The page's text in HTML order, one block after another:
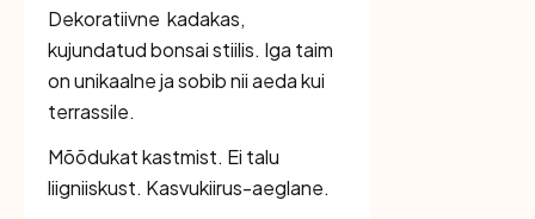
Dekoratiivne kadakas,
kujundatud bonsai stiilis. Iga taim
on unikaalne ja sobib nii aeda kui
terrassile.
Mõõdukat kastmist. Ei talu
liigniiskust. Kasvukiirus-aeglane.